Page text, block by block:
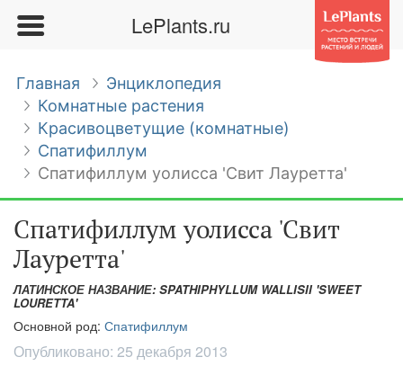
LePlants.ru
Главная
Энциклопедия
Комнатные растения
Красивоцветущие (комнатные)
Спатифиллум
Спатифиллум уолисса 'Свит Лауретта'
Спатифиллум уолисса 'Свит
Лауретта'
ЛАТИНСКОЕ НАЗВАНИЕ: SPATHIPHYLLUM WALLISII 'SWEET
LOURETTA'
Основной род: Спатифиллум
Опубликовано: 25 декабря 2013